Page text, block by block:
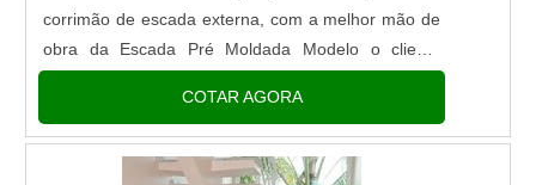
corrimão de escada externa, com a melhor mão de
obra da Escada Pré Moldada Modelo o cliente
poderá contar assertividade com a melhor forma de
colocar o produto no local indicado com...
COTAR AGORA